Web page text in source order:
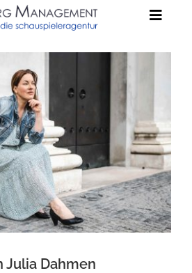
Toggle
News
Kontakt
Julia Dahmen